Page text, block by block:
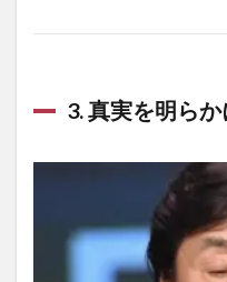
3.真実を明ら